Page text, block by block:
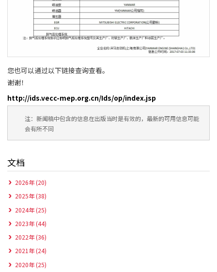
您也可以通过以下链接查询查看。
谢谢！
http://ids.vecc-mep.org.cn/Ids/op/index.jsp
注：新闻稿中包含的信息在出版当时是有效的，最新的可用信息可能
会有所不同
文档
2026年 (20)
2025年 (38)
2024年 (25)
2023年 (44)
2022年 (36)
2021年 (24)
2020年 (25)